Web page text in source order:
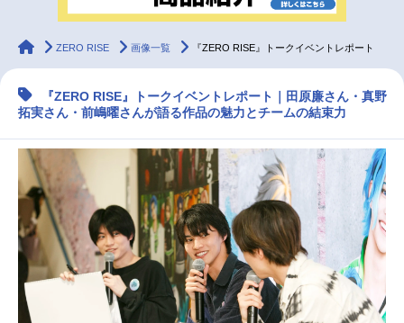
ラジオ
マンガ・ラノベ ゲーム・アプリ 音楽 コスプレ
2.5次元 配信・Vtuber トレンド 無料マンガ
最新記事一覧
アニメ記事一覧 声優記事一覧
アニメ映画一覧 実写化映画一覧
animateTimes
ZERO RISE 画像一覧 『ZERO RISE』トークイベントレポート
『ZERO RISE』トークイベントレポート｜田原廉さん・真野
拓実さん・前嶋曜さんが語る作品の魅力とチームの結束力